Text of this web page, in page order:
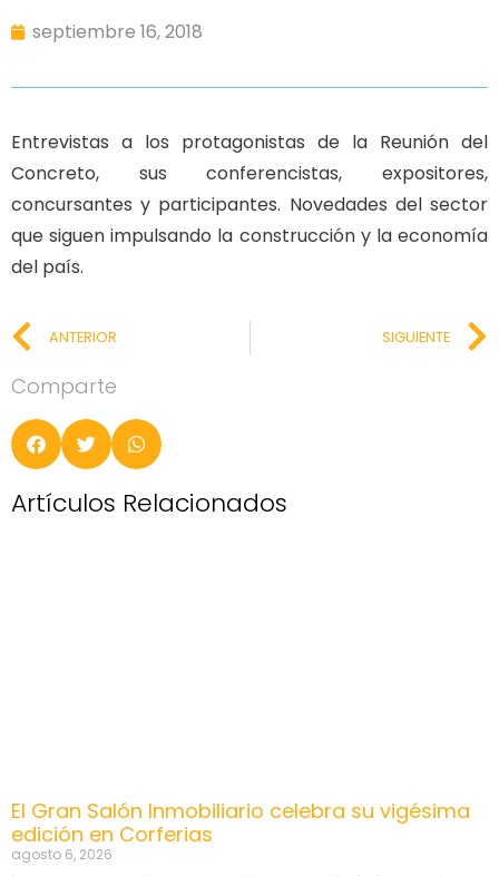
septiembre 16, 2018
Entrevistas a los protagonistas de la Reunión del
Concreto, sus conferencistas, expositores,
concursantes y participantes. Novedades del sector
que siguen impulsando la construcción y la economía
del país.
ANTERIOR SIGUIENTE
Comparte
Artículos Relacionados
El Gran Salón Inmobiliario celebra su vigésima
edición en Corferias
agosto 6, 2026